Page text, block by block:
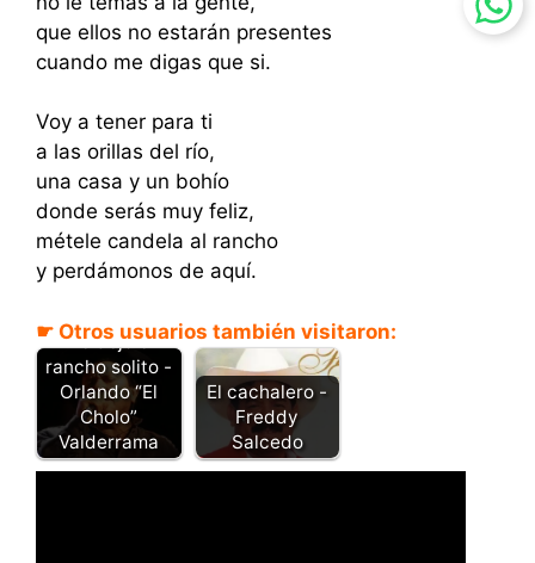
que ellos no estarán presentes
cuando me digas que si.
Voy a tener para ti
a las orillas del río,
una casa y un bohío
donde serás muy feliz,
métele candela al rancho
y perdámonos de aquí.
☛ Otros usuarios también visitaron:
Me dejó el
rancho solito -
Orlando “El
Cholo”
Valderrama
El cachalero -
Freddy
Salcedo